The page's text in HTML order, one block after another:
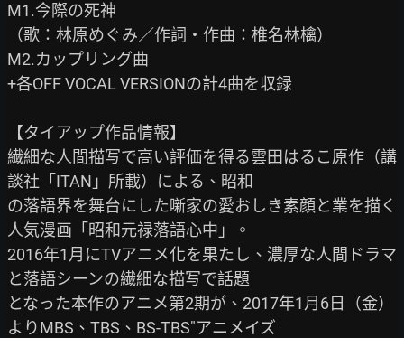
M1.今際の死神
（歌：林原めぐみ／作詞・作曲：椎名林檎）
M2.カップリング曲
+各OFF VOCAL VERSIONの計4曲を収録
【タイアップ作品情報】
繊細な人間描写で高い評価を得る雲田はるこ原作（講
談社「ITAN」所載）による、昭和
の落語界を舞台にした噺家の愛おしき素顔と業を描く
人気漫画「昭和元禄落語心中」。
2016年1月にTVアニメ化を果たし、濃厚な人間ドラマ
と落語シーンの繊細な描写で話題
となった本作のアニメ第2期が、2017年1月6日（金）
よりMBS、TBS、BS-TBS"アニメイズ